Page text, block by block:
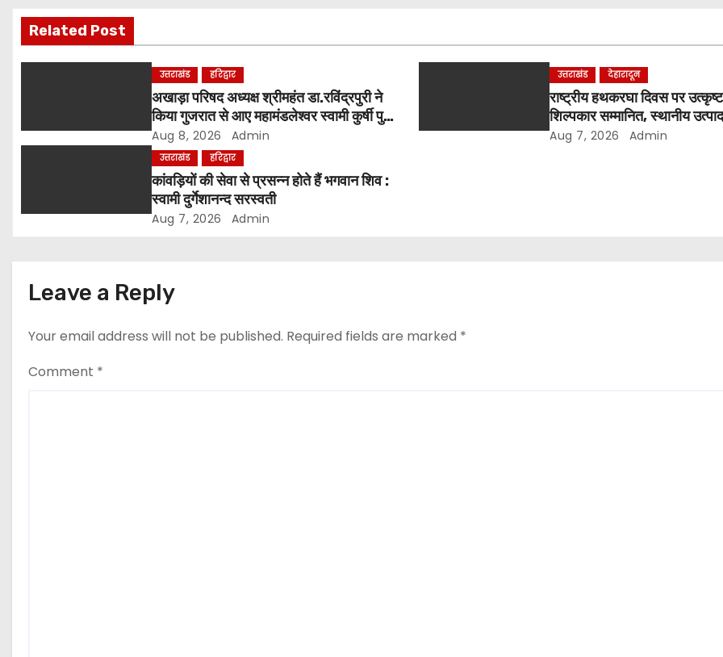
v
i
t
o
Related Post
उत्तराखंड हरिद्वार
अखाड़ा परिषद अध्यक्ष श्रीमहंत डा.रविंद्रपुरी ने
किया गुजरात से आए महामंडलेश्वर स्वामी कुर्षी पुरी
और भक्तों का स्वागत
Aug 8, 2026 Admin
उत्तराखंड देहारादून
राष्ट्रीय हथकरघा दिवस पर
शिल्पकार सम्मानित, स्थानीय
आह्वान
Aug 7, 2026 Admin
उत्तराखंड हरिद्वार
कांवड़ियों की सेवा से प्रसन्न होते हैं भगवान शिव :
स्वामी दुर्गेशानन्द सरस्वती
Aug 7, 2026 Admin
Leave a Reply
Your email address will not be published. Required fields are marked *
Comment *